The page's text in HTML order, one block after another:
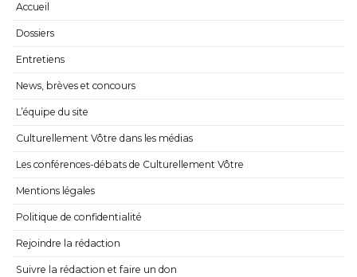
Accueil
Dossiers
Entretiens
News, brèves et concours
L’équipe du site
Culturellement Vôtre dans les médias
Les conférences-débats de Culturellement Vôtre
Mentions légales
Politique de confidentialité
Rejoindre la rédaction
Suivre la rédaction et faire un don